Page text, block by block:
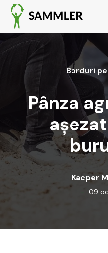
Bor­duri
Pânza
Kacper
- 09